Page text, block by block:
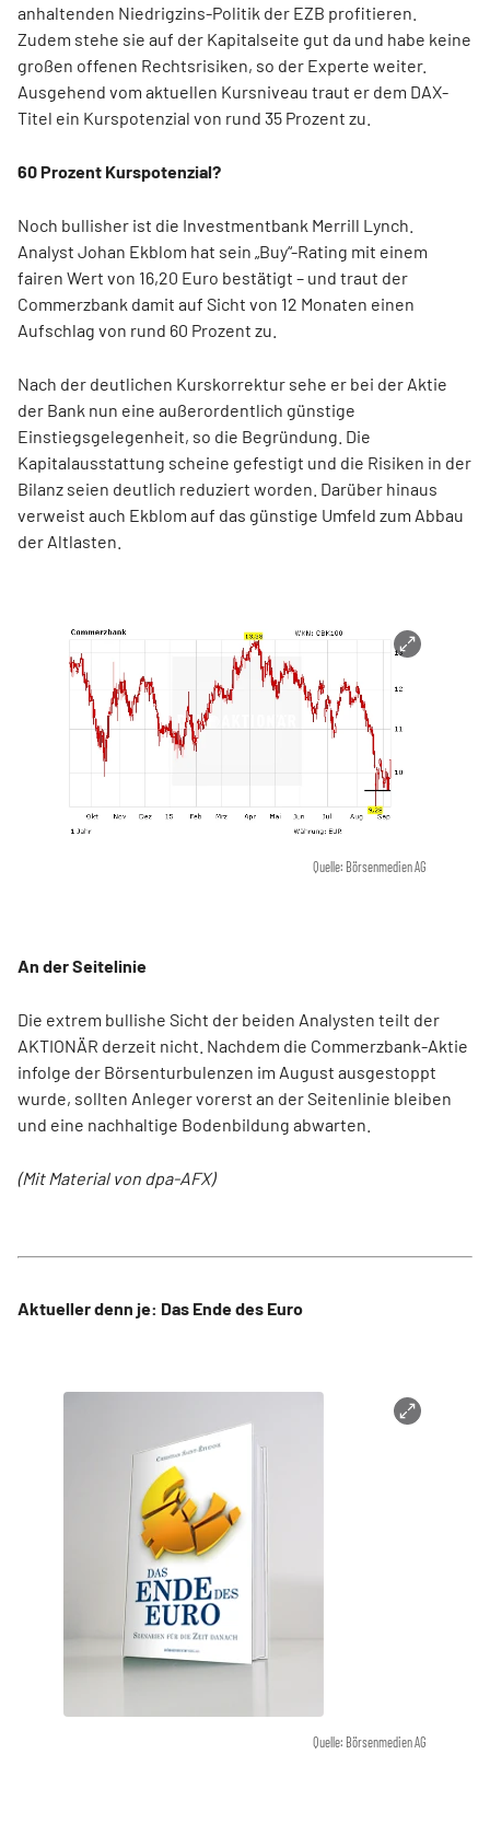
anhaltenden Niedrigzins-Politik der EZB profitieren.
Zudem stehe sie auf der Kapitalseite gut da und habe keine
großen offenen Rechtsrisiken, so der Experte weiter.
Ausgehend vom aktuellen Kursniveau traut er dem DAX-
Titel ein Kurspotenzial von rund 35 Prozent zu.
60 Prozent Kurspotenzial?
Noch bullisher ist die Investmentbank Merrill Lynch.
Analyst Johan Ekblom hat sein „Buy“-Rating mit einem
fairen Wert von 16,20 Euro bestätigt – und traut der
Commerzbank damit auf Sicht von 12 Monaten einen
Aufschlag von rund 60 Prozent zu.
Nach der deutlichen Kurskorrektur sehe er bei der Aktie
der Bank nun eine außerordentlich günstige
Einstiegsgelegenheit, so die Begründung. Die
Kapitalausstattung scheine gefestigt und die Risiken in der
Bilanz seien deutlich reduziert worden. Darüber hinaus
verweist auch Ekblom auf das günstige Umfeld zum Abbau
der Altlasten.
Quelle: Börsenmedien AG
An der Seitelinie
Die extrem bullishe Sicht der beiden Analysten teilt der
AKTIONÄR derzeit nicht. Nachdem die Commerzbank-Aktie
infolge der Börsenturbulenzen im August ausgestoppt
wurde, sollten Anleger vorerst an der Seitenlinie bleiben
und eine nachhaltige Bodenbildung abwarten.
(Mit Material von dpa-AFX)
Aktueller denn je: Das Ende des Euro
Quelle: Börsenmedien AG